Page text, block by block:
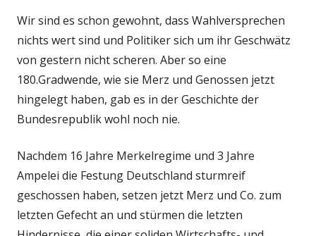
Wir sind es schon gewohnt, dass Wahlversprechen
nichts wert sind und Politiker sich um ihr Geschwätz
von gestern nicht scheren. Aber so eine
180.Gradwende, wie sie Merz und Genossen jetzt
hingelegt haben, gab es in der Geschichte der
Bundesrepublik wohl noch nie.
Nachdem 16 Jahre Merkelregime und 3 Jahre
Ampelei die Festung Deutschland sturmreif
geschossen haben, setzen jetzt Merz und Co. zum
letzten Gefecht an und stürmen die letzten